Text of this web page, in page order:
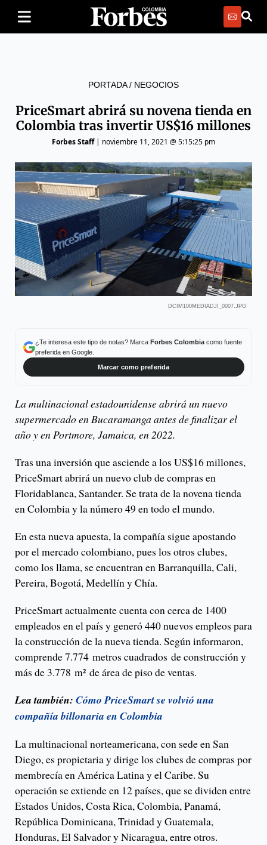
PORTADA/ NEGOCIOS
PriceSmart abrirá su novena tienda en
Colombia tras invertir US$16 millones
Forbes Staff| noviembre 11, 2021 @ 5:15:25 pm
DCIM100MEDIADJI_0007.JPG
¿Te interesa este tipo de notas? Marca Forbes Colombiacomo fuente
preferida en Google.
Marcar como preferida
La multinacional estadounidense abrirá un nuevo
supermercado en Bucaramanga antes de finalizar el
año y en Portmore, Jamaica, en 2022.
Tras una inversión que asciende a los US$16 millones,
PriceSmart abrirá un nuevo club de compras en
Floridablanca, Santander. Se trata de la novena tienda
en Colombia y la número 49 en todo el mundo.
En esta nueva apuesta, la compañía sigue apostando
por el mercado colombiano, pues los otros clubes,
como los llama, se encuentran en Barranquilla, Cali,
Pereira, Bogotá, Medellín y Chía.
PriceSmart actualmente cuenta con cerca de 1400
empleados en el país y generó 440 nuevos empleos para
la construcción de la nueva tienda. Según informaron,
comprende 7.774 metros cuadrados de construcción y
más de 3.778 m² de área de piso de ventas.
Lea también: Cómo PriceSmart se volvió una
compañía billonaria en Colombia
La multinacional norteamericana, con sede en San
Diego, es propietaria y dirige los clubes de compras por
membrecía en América Latina y el Caribe. Su
operación se extiende en 12 países, que se dividen entre
Estados Unidos, Costa Rica, Colombia, Panamá,
República Dominicana, Trinidad y Guatemala,
Honduras, El Salvador y Nicaragua, entre otros.